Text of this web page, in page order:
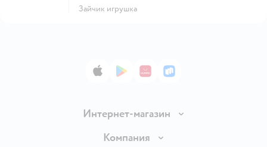
Зайчик игрушка
App StoreGoogle Play
AppGallery
RuStore
Интернет-магазин
Доставка и оплата
Компания